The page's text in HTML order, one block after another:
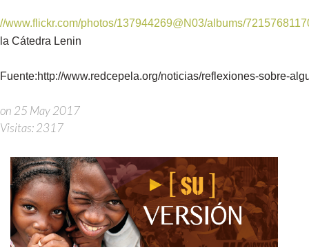
//www.flickr.com/photos/137944269@N03/albums/
la Cátedra Lenin
Fuente:http://www.redcepela.org/noticias/reflexiones-sobre-
on 25 May 2017
Visitas: 2317